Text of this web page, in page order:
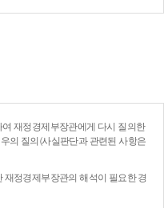
재정경제부장관에게 다시 질의한
의 질의(사실판단과 관련된 사항은
정경제부장관의 해석이 필요한 경